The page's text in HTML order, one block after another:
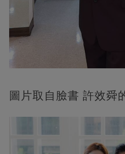
圖片取自臉書 許效舜